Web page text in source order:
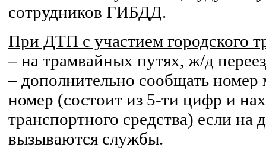
сотрудников ГИБДД.
При ДТП с участием городского
– на трамвайных путях, ж/д
– дополнительно сообщать
номер (состоит из 5-ти цифр и
транспортного средства) если
вызываются службы.